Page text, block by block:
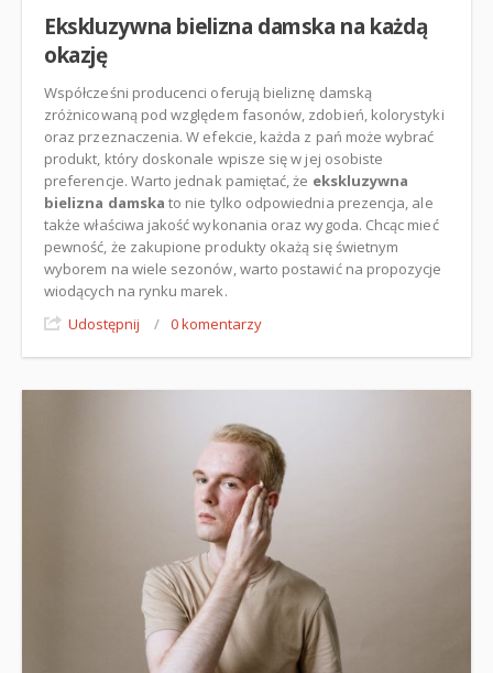
Ekskluzywna bielizna damska na każdą
okazję
Współcześni producenci oferują bieliznę damską
zróżnicowaną pod względem fasonów, zdobień, kolorystyki
oraz przeznaczenia. W efekcie, każda z pań może wybrać
produkt, który doskonale wpisze się w jej osobiste
preferencje. Warto jednak pamiętać, że ekskluzywna
bielizna damskato nie tylko odpowiednia prezencja, ale
także właściwa jakość wykonania oraz wygoda. Chcąc mieć
pewność, że zakupione produkty okażą się świetnym
wyborem na wiele sezonów, warto postawić na propozycje
wiodących na rynku marek.
Udostępnij
/ 0 komentarzy